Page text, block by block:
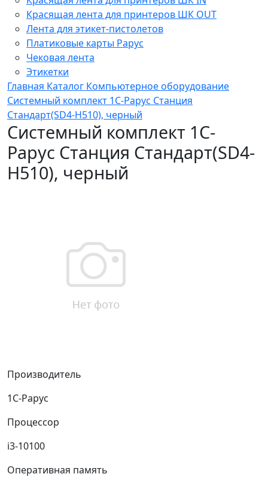
Красящая лента для принтеров ШК OUT
Лента для этикет-пистолетов
Платиковые карты Рарус
Чековая лента
Этикетки
Главная Каталог Компьютерное оборудование
Системный комплект 1С-Рарус Станция
Стандарт(SD4-H510), черный
Системный комплект 1С-
Рарус Станция Стандарт(SD4-
H510), черный
Производитель
1C-Рарус
Процессор
i3-10100
Оперативная память